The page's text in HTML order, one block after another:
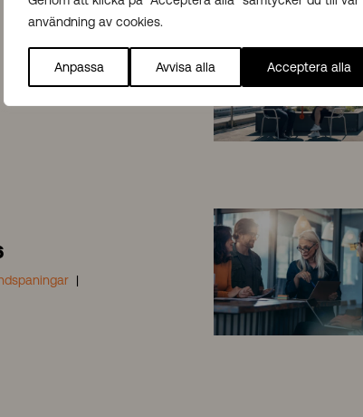
användning av cookies.
Anpassa Avvisa alla Acceptera alla